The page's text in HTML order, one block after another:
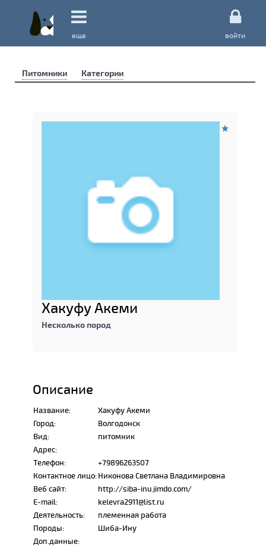
еще войти
Питомники Категории
Хакуфу Акеми
Несколько пород
Описание
Название:
Хакуфу Акеми
Город:
Волгодонск
Вид:
питомник
Адрес:
Телефон:
+79896263507
Контактное лицо:Никонова Светлана Владимировна
Веб сайт:
http://siba-inu.jimdo.com/
E-mail:
kelevra2911@list.ru
Деятельность:
племенная работа
Породы:
Шиба-Ину
Доп.данные: